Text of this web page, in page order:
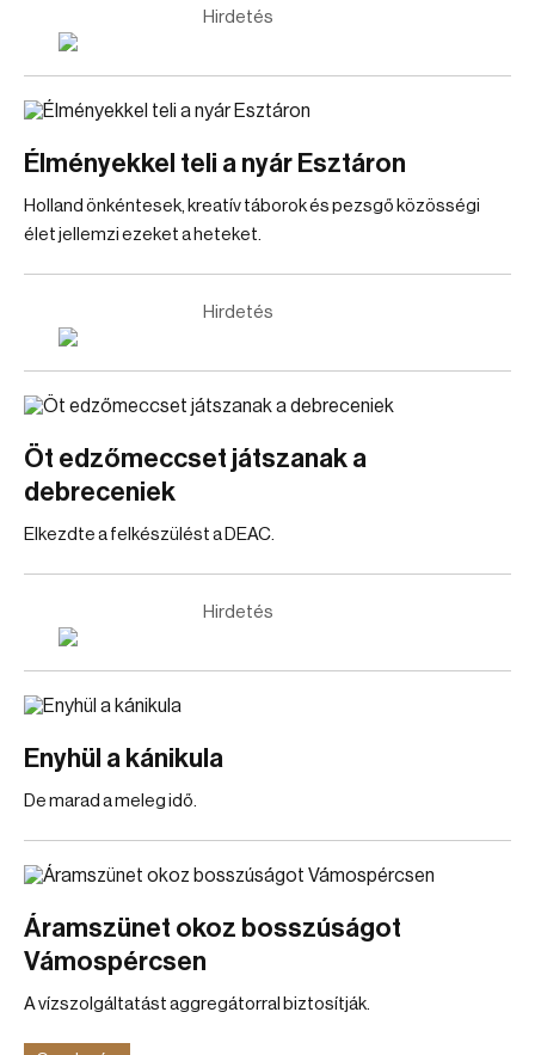
Hirdetés
Élményekkel teli a nyár Esztáron
Holland önkéntesek, kreatív táborok és pezsgő közösségi
élet jellemzi ezeket a heteket.
Hirdetés
Öt edzőmeccset játszanak a
debreceniek
Elkezdte a felkészülést a DEAC.
Hirdetés
Enyhül a kánikula
De marad a meleg idő.
Áramszünet okoz bosszúságot
Vámospércsen
A vízszolgáltatást aggregátorral biztosítják.